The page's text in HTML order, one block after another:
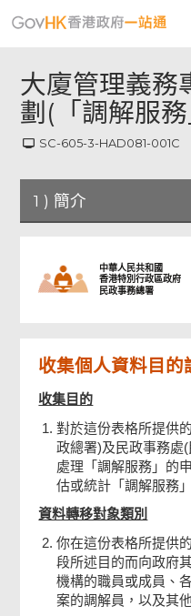
大廈管理義務
劃(「調解服
SC-605-3-HAD081-001C
1 ) 簡介
屋苑資料
調解服務過程中列
爭議事項
相關資料文件
調解會議地點
中華人民共和國
香港特別行政區政府
民政事務總署
收集個人資料目的
收集目的
對於這份表格所提供
政總署)及民政事務處
處理「調解服務」的
估或統計「調解服務
資料轉移對象類別
你在這份表格所提供
段所述目的而向政府
機構的職員或成員、
案的調解員，以及其